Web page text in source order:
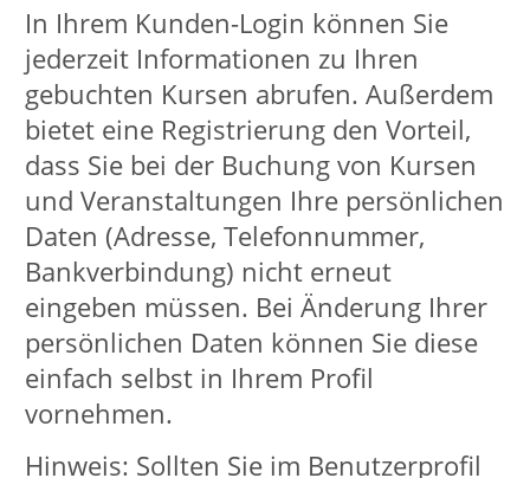
Daten (Adresse, Telefonnummer,
Bankverbindung) nicht erneut
eingeben müssen. Bei Änderung Ihrer
persönlichen Daten können Sie diese
einfach selbst in Ihrem Profil
vornehmen.
Hinweis: Sollten Sie im Benutzerprofil
Ihre Mailadresse ändern, dann wird
diese auch automatisch für Ihr
Kunden-Login übernommen.
zum Kunden-Login